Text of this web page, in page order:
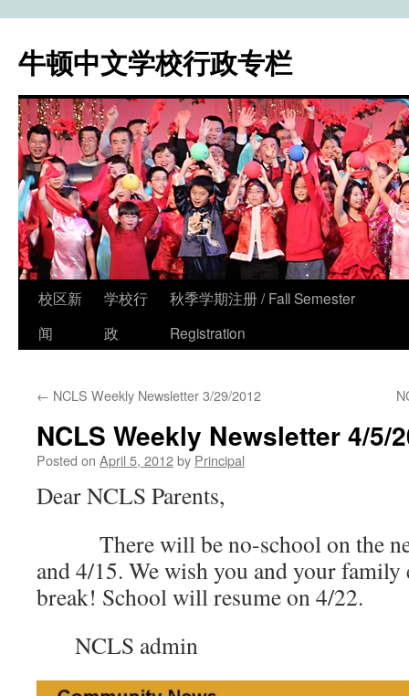
牛顿中文学校行政专栏
Skip
校区新
闻
学校行
政
秋季学期注册 / Fall Semester
Registration
← NCLS Weekly Newsletter 3/29/2012
NCLS Weekly Newsletter 4/5/
Posted on April 5, 2012by Principal
Dear NCLS Parents,
There will be no-school on the
and 4/15. We wish you and your
break! School will resume on 4/22.
NCLS admin